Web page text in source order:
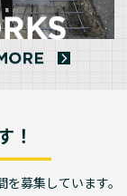
！
募集しています。